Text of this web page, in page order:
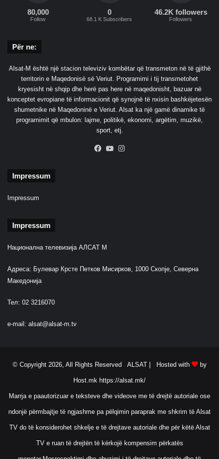
80,000
Follow
0
68.1 K Subscribers
46.2K followers
Followers
Për ne:
Alsat-M është një stacion televiziv kombëtar që transmeton në të gjithë
territorin e Maqedonisë së Veriut. Programimi i tij transmetohet
kryesisht në shqip dhe herë pas here në maqedonisht, bazuar në
konceptet evropiane të informacionit që synojnë të nxisin bashkëjetesën
shumetnike në Maqedoninë e Veriut. Alsat ka një gamë dinamike të
programimit që mbulon: lajme, politikë, ekonomi, argëtim, muzikë,
sport, etj.
Facebook
YouTube
Impressum
Impressum
Impressum
Национална телевизија АЛСАТ М
Адреса: Булевар Крсте Петков Мисирков, 1000 Скопје, Северна
Македонија
Тел: 02 3216070
e-mail: alsat@alsat-m.tv
© Copyright 2026, All Rights Reserved ALSAT | Hosted with by
Host.mk https://alsat.mk/
Marrja e paautorizuar e teksteve dhe videove me të drejtë autoriale ose
ndonjë përmbajtje të ngjashme pa pëlqimin paraprak me shkrim të Alsat
TV do të konsiderohet shkelje e të drejtave autoriale dhe për këtë Alsat
TV e ruan të drejtën të kërkojë kompensim përkatës